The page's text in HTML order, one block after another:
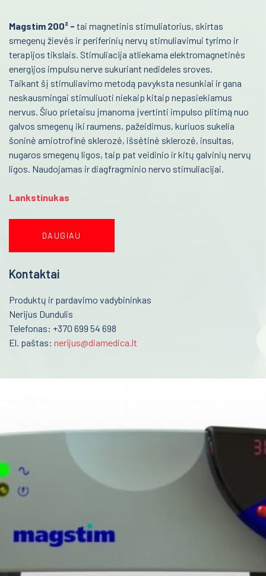
Reabilitacija
Kardiologija
Psichiatrija
Neurologija
Retos ligos
Radiologija
Genetika
Kušetės
Kraujo maišeliai
Termoizoliaciniai krepšiai
Temperatūriniai elementai
Kraujo komponentų šildytuvai
Trombocitų inkubatoriai maišytuvai
Medicininė šaldymo įranga
Ginekologinės kėdės
Kraujo surinkimo sistemos
Respiratoriai ir kaukės
LEP medicininė lazerio sistema
Stereo-elektroencefalografija (SEEG)
Farmacija ir maisto pramonė
Mėginių transportavimo sistemos/Laboratorijos
automatizavimas
Fizioterapinė ir reabilitacinė įranga
Magstim 200² - tai magnetinis stimuliatorius, skirtas
smegenų žievės ir periferinių nervų stimuliavimui tyrimo ir
terapijos tikslais. Stimuliacija atliekama elektromagnetinės
energijos impulsu nerve sukuriant nedideles sroves.
Taikant šį stimuliavimo metodą pavyksta nesunkiai ir gana
neskausmingai stimuliuoti niekaip kitaip nepasiekiamus
nervus. Šiuo prietaisu įmanoma įvertinti impulso plitimą nuo
galvos smegenų iki raumens, pažeidimus, kuriuos sukelia
šoninė amiotrofinė sklerozė, išsėtinė sklerozė, insultas,
nugaros smegenų ligos, taip pat veidinio ir kitų galvinių nervų
ligos. Naudojamas ir diagfragminio nervo stimuliacijai.
Lankstinukas
DAUGIAU
Kontaktai
Produktų ir pardavimo vadybininkas
Nerijus Dundulis
Telefonas: +370 699 54 698
El. paštas: nerijus@diamedica.lt